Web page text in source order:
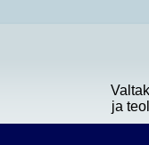
ja